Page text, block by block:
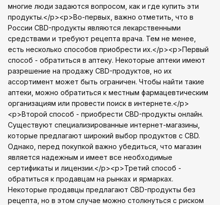
многие люди задаются вопросом, как и где купить эти
продукты.</p><p>Во-первых, важно отметить, что в
России CBD-продукты являются лекарственными
средствами и требуют рецепта врача. Тем не менее,
есть несколько способов приобрести их.</p><p>Первый
способ - обратиться в аптеку. Некоторые аптеки имеют
разрешение на продажу CBD-продуктов, но их
ассортимент может быть ограничен. Чтобы найти такие
аптеки, можно обратиться к местным фармацевтическим
организациям или провести поиск в интернете.</p>
<p>Второй способ - приобрести CBD-продукты онлайн.
Существуют специализированные интернет-магазины,
которые предлагают широкий выбор продуктов с CBD.
Однако, перед покупкой важно убедиться, что магазин
является надежным и имеет все необходимые
сертификаты и лицензии.</p><p>Третий способ -
обратиться к продавцам на рынках и ярмарках.
Некоторые продавцы предлагают CBD-продукты без
рецепта, но в этом случае можно столкнуться с риском